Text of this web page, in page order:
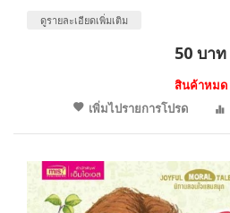
ดูรายละเอียดเพิ่มเติม
50 บาท
สินค้าหมด
เพิ่มไปรายการโปรด